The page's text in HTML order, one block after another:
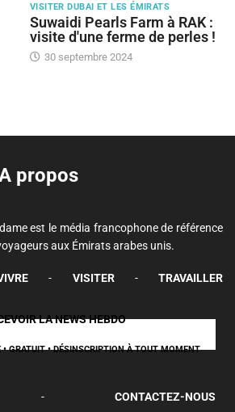
VISITER DUBAI ET LES ÉMIRATS
Suwaidi Pearls Farm à RAK :
visite d'une ferme de perles !
30 septembre 2024
propos
est le média francophone de référence
aux Émirats arabes unis.
- VISITER - TRAVAILLER
LA NEWS HEBDO
GRATUIT • DÉSINSCRIPTION À TOUT MOMENT
- CONTACTEZ-NOUS